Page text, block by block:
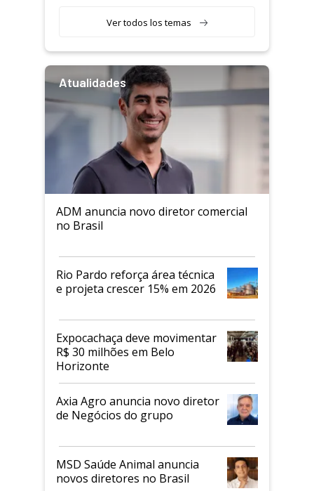
Ver todos los temas
Atualidades
ADM anuncia novo diretor comercial
no Brasil
Rio Pardo reforça área técnica
e projeta crescer 15% em 2026
Expocachaça deve movimentar
R$ 30 milhões em Belo
Horizonte
Axia Agro anuncia novo diretor
de Negócios do grupo
MSD Saúde Animal anuncia
novos diretores no Brasil